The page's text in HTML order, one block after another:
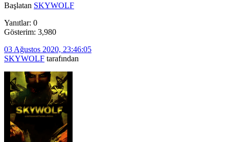
Başlatan SKYWOLF
Yanıtlar: 0
Gösterim: 3,980
03 Ağustos 2020, 23:46:05
SKYWOLF tarafından